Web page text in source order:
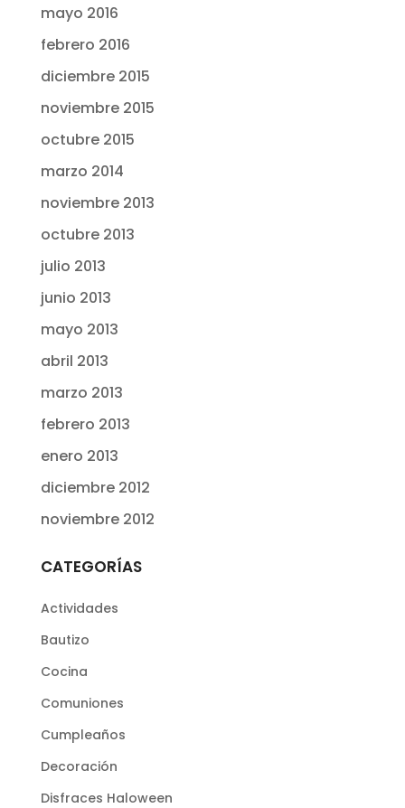
mayo 2016
febrero 2016
diciembre 2015
noviembre 2015
octubre 2015
marzo 2014
noviembre 2013
octubre 2013
julio 2013
junio 2013
mayo 2013
abril 2013
marzo 2013
febrero 2013
enero 2013
diciembre 2012
noviembre 2012
CATEGORÍAS
Actividades
Bautizo
Cocina
Comuniones
Cumpleaños
Decoración
Disfraces Haloween